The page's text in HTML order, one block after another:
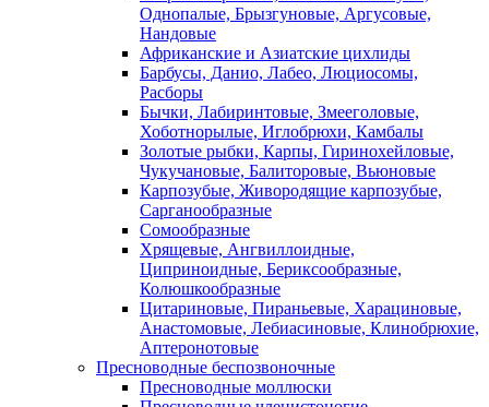
Однопалые, Брызгуновые, Аргусовые,
Нандовые
Африканские и Азиатские цихлиды
Барбусы, Данио, Лабео, Люциосомы,
Расборы
Бычки, Лабиринтовые, Змееголовые,
Хоботнорылые, Иглобрюхи, Камбалы
Золотые рыбки, Карпы, Гиринохейловые,
Чукучановые, Балиторовые, Вьюновые
Карпозубые, Живородящие карпозубые,
Сарганообразные
Сомообразные
Хрящевые, Ангвиллоидные,
Циприноидные, Бериксообразные,
Колюшкообразные
Цитариновые, Пираньевые, Харациновые,
Анастомовые, Лебиасиновые, Клинобрюхие,
Аптеронотовые
Пресноводные беспозвоночные
Пресноводные моллюски